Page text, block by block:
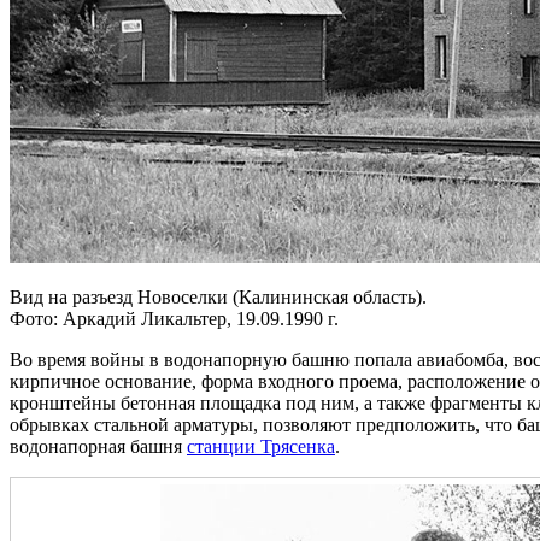
Вид на разъезд Новоселки (Калининская область).
Фото: Аркадий Ликальтер, 19.09.1990 г.
Во время войны в водонапорную башню попала авиабомба,
кирпичное основание, форма входного проема, расположение
кронштейны бетонная площадка под ним, а также фрагменты
обрывках стальной арматуры, позволяют предположить, что
водонапорная башня станции Трясенка.